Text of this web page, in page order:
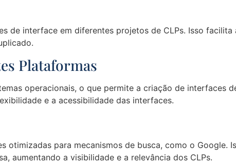
de interface em diferentes projetos de CLPs. Isso
Plataformas
operacionais, o que permite a criação de interfaces
e a acessibilidade das interfaces.
otimizadas para mecanismos de busca, como o Google.
aumentando a visibilidade e a relevância dos CLPs.